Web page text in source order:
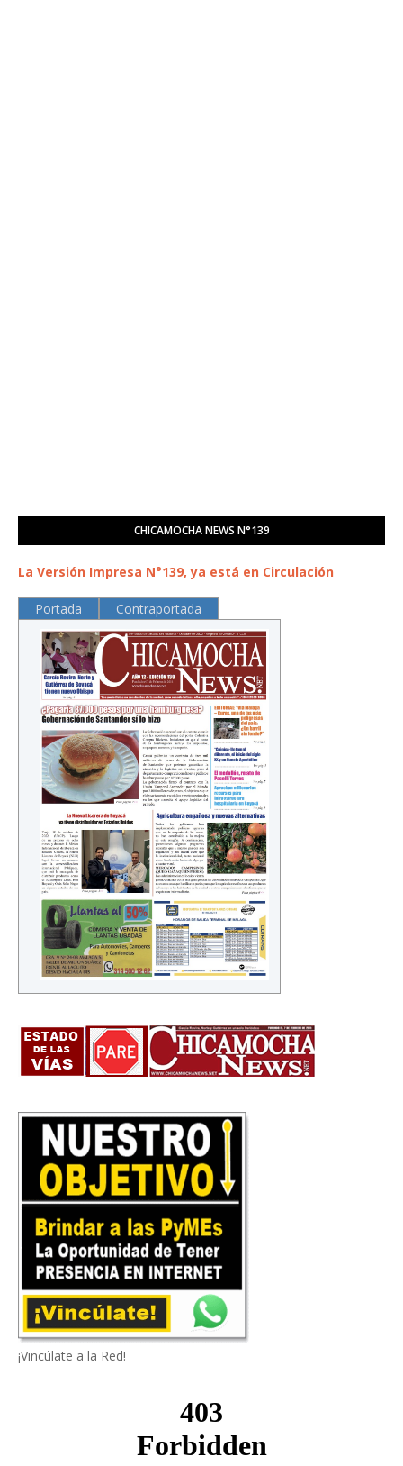
CHICAMOCHA NEWS N°139
La Versión Impresa N°139, ya está en Circulación
Portada Contraportada
¡Vincúlate a la Red!